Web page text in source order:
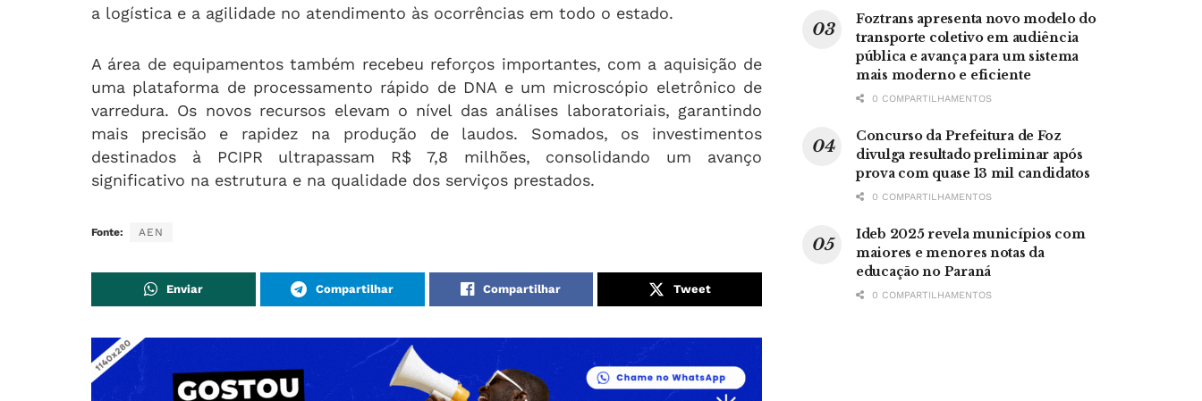
a logística e a agilidade no atendimento às ocorrências em todo o estado.
A área de equipamentos também recebeu reforços importantes, com a aquisição de
uma plataforma de processamento rápido de DNA e um microscópio eletrônico de
varredura. Os novos recursos elevam o nível das análises laboratoriais, garantindo
mais precisão e rapidez na produção de laudos. Somados, os investimentos
destinados à PCIPR ultrapassam R$ 7,8 milhões, consolidando um avanço
significativo na estrutura e na qualidade dos serviços prestados.
Fonte: AEN
Enviar Compartilhar Compartilhar Tweet
Foztrans apresenta novo modelo do
transporte coletivo em audiência
pública e avança para um sistema
mais moderno e eficiente
0 COMPARTILHAMENTOS
Concurso da Prefeitura de Foz
divulga resultado preliminar após
prova com quase 13 mil candidatos
0 COMPARTILHAMENTOS
Ideb 2025 revela municípios com
maiores e menores notas da
educação no Paraná
0 COMPARTILHAMENTOS